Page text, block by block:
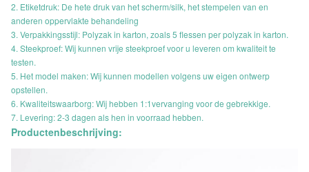
2. Etiketdruk: De hete druk van het scherm/silk, het stempelen van en
anderen oppervlakte behandeling
3. Verpakkingsstijl: Polyzak in karton, zoals 5 flessen per polyzak in karton.
4. Steekproef: Wij kunnen vrije steekproef voor u leveren om kwaliteit te
testen.
5. Het model maken: Wij kunnen modellen volgens uw eigen ontwerp
opstellen.
6. Kwaliteitswaarborg: Wij hebben 1:1vervanging voor de gebrekkige.
7. Levering: 2-3 dagen als hen in voorraad hebben.
Productenbeschrijving: